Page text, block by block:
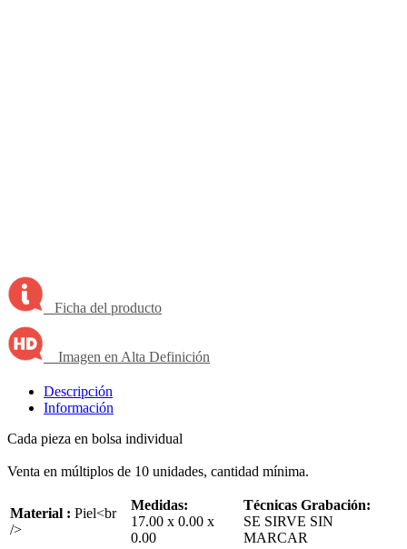
Ficha del producto
Imagen en Alta Definición
Descripción
Información
Cada pieza en bolsa individual
Venta en múltiplos de 10 unidades, cantidad mínima.
Material : Piel<br
/>
Medidas:
17.00 x 0.00 x
0.00
Técnicas Grabación:
SE SIRVE SIN
MARCAR